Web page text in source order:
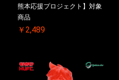
熊本応援プロジェクト】対象
商品
￥2,489